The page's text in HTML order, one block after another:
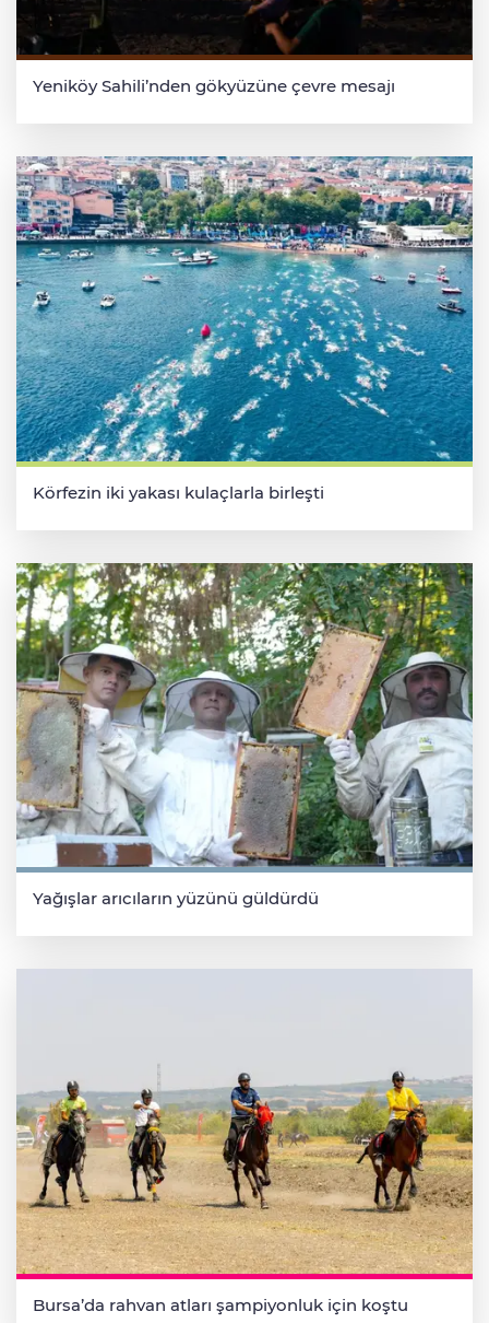
Yeniköy Sahili’nden gökyüzüne çevre mesajı
Körfezin iki yakası kulaçlarla birleşti
Yağışlar arıcıların yüzünü güldürdü
Bursa’da rahvan atları şampiyonluk için koştu